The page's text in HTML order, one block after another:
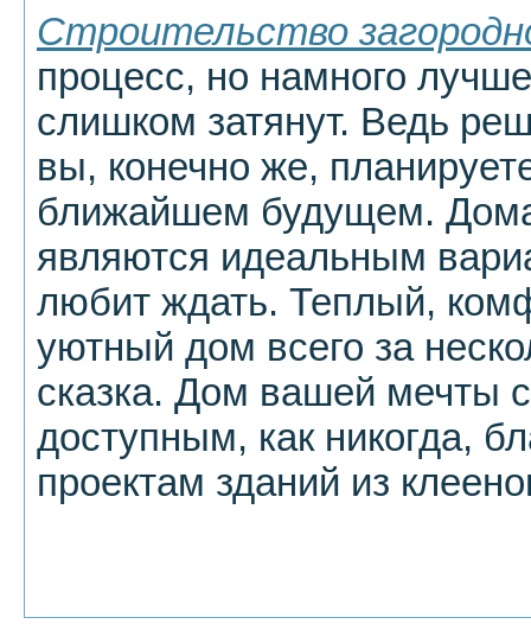
Строительство
процесс, но намного
слишком затянут. Ведь
вы, конечно же,
ближайшем будущем. Дома
являются идеальным
любит ждать. Теплый,
уютный дом всего за
сказка. Дом вашей мечты
доступным, как никогда,
проектам зданий из